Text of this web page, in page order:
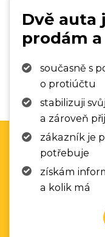
Dvě auta
prodám
současně s
o protiúčtu
stabilizuji
a zároveň
zákazník je
potřebuje
získám
a kolik má